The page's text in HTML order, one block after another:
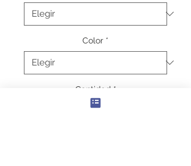
Color *
Cantidad *